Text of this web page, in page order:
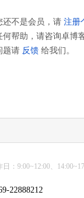
还不是会员，请 注册
何帮助，请咨询卓博
题请 反馈 给我们。
日：9:00~12:00、
22888212